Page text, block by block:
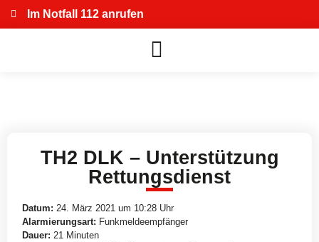
Im Notfall 112 anrufen
TH2 DLK – Unterstützung
Rettungsdienst
Datum: 24. März 2021 um 10:28 Uhr
Alarmierungsart: Funkmeldeempfänger
Dauer: 21 Minuten